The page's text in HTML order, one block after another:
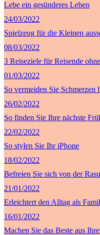
Lebe ein gesünderes Leben
24/03/2022
Spielzeug für die Kleinen
08/03/2022
3 Reiseziele für Reisende
01/03/2022
So vermeiden Sie Schmerzen
26/02/2022
So finden Sie Ihre nächste
22/02/2022
So stylen Sie Ihr iPhone
18/02/2022
Befreien Sie sich von der
21/01/2022
Erleichtert den Alltag als
16/01/2022
Machen Sie das Beste aus